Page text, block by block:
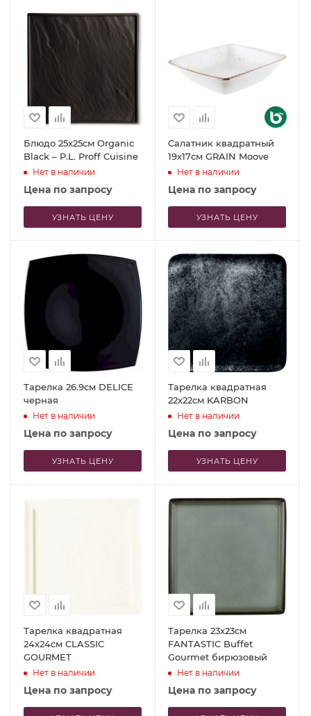
Блюдо 25x25см Organic
Black – P.L. Proff Cuisine
Нет в наличии
Цена по запросу
УЗНАТЬ ЦЕНУ
Салатник квадратный
19x17см GRAIN Moove
Нет в наличии
Цена по запросу
УЗНАТЬ ЦЕНУ
Тарелка 26.9см DELICE
черная
Нет в наличии
Цена по запросу
УЗНАТЬ ЦЕНУ
Тарелка квадратная
22x22см KARBON
Нет в наличии
Цена по запросу
УЗНАТЬ ЦЕНУ
Тарелка квадратная
24x24см CLASSIC
GOURMET
Нет в наличии
Цена по запросу
Тарелка 23x23см
FANTASTIC Buffet
Gourmet бирюзовый
Нет в наличии
Цена по запросу